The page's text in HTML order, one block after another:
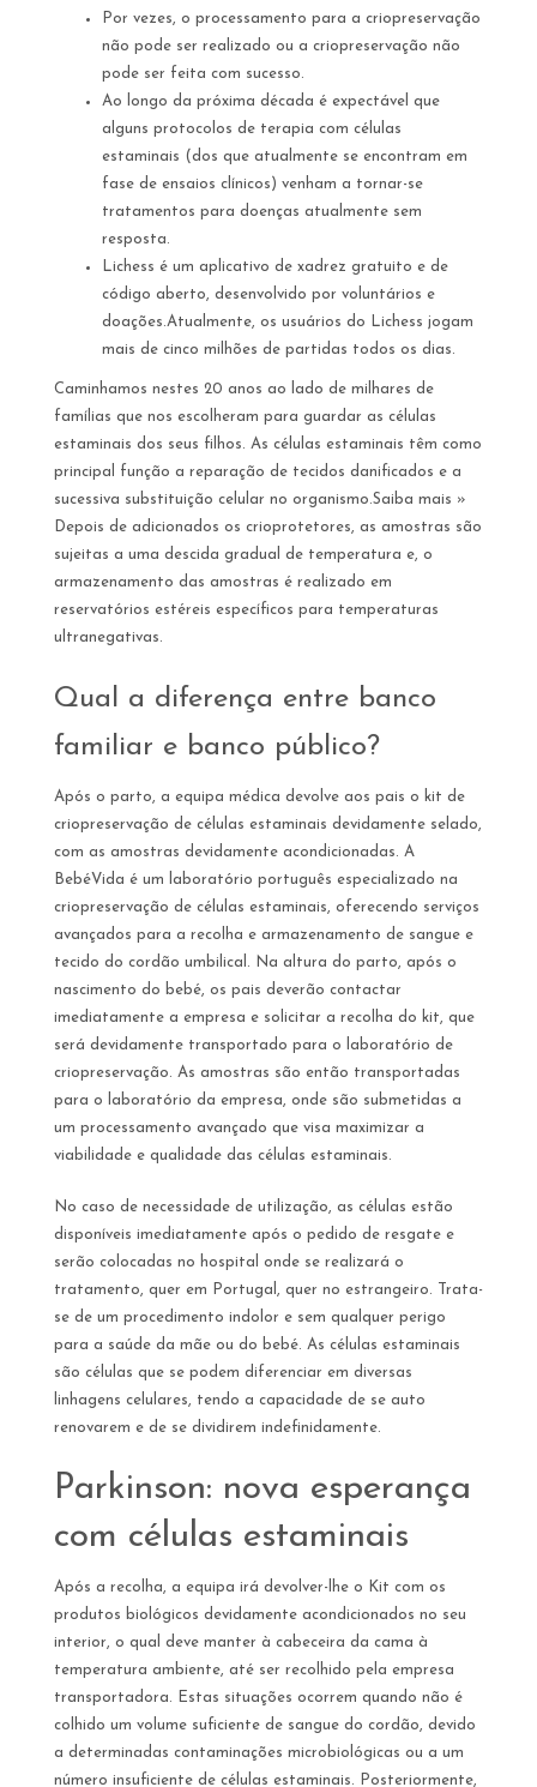
Por vezes, o processamento para a criopreservação
não pode ser realizado ou a criopreservação não
pode ser feita com sucesso.
Ao longo da próxima década é expectável que
alguns protocolos de terapia com células
estaminais (dos que atualmente se encontram em
fase de ensaios clínicos) venham a tornar-se
tratamentos para doenças atualmente sem
resposta.
Lichess é um aplicativo de xadrez gratuito e de
código aberto, desenvolvido por voluntários e
doações.Atualmente, os usuários do Lichess jogam
mais de cinco milhões de partidas todos os dias.
Caminhamos nestes 20 anos ao lado de milhares de
famílias que nos escolheram para guardar as células
estaminais dos seus filhos. As células estaminais têm como
principal função a reparação de tecidos danificados e a
sucessiva substituição celular no organismo.Saiba mais »
Depois de adicionados os crioprotetores, as amostras são
sujeitas a uma descida gradual de temperatura e, o
armazenamento das amostras é realizado em
reservatórios estéreis específicos para temperaturas
ultranegativas.
Qual a diferença entre banco
familiar e banco público?
Após o parto, a equipa médica devolve aos pais o kit de
criopreservação de células estaminais devidamente selado,
com as amostras devidamente acondicionadas. A
BebéVida é um laboratório português especializado na
criopreservação de células estaminais, oferecendo serviços
avançados para a recolha e armazenamento de sangue e
tecido do cordão umbilical. Na altura do parto, após o
nascimento do bebé, os pais deverão contactar
imediatamente a empresa e solicitar a recolha do kit, que
será devidamente transportado para o laboratório de
criopreservação. As amostras são então transportadas
para o laboratório da empresa, onde são submetidas a
um processamento avançado que visa maximizar a
viabilidade e qualidade das células estaminais.
No caso de necessidade de utilização, as células estão
disponíveis imediatamente após o pedido de resgate e
serão colocadas no hospital onde se realizará o
tratamento, quer em Portugal, quer no estrangeiro. Trata-
se de um procedimento indolor e sem qualquer perigo
para a saúde da mãe ou do bebé. As células estaminais
são células que se podem diferenciar em diversas
linhagens celulares, tendo a capacidade de se auto
renovarem e de se dividirem indefinidamente.
Parkinson: nova esperança
com células estaminais
Após a recolha, a equipa irá devolver-lhe o Kit com os
produtos biológicos devidamente acondicionados no seu
interior, o qual deve manter à cabeceira da cama à
temperatura ambiente, até ser recolhido pela empresa
transportadora. Estas situações ocorrem quando não é
colhido um volume suficiente de sangue do cordão, devido
a determinadas contaminações microbiológicas ou a um
número insuficiente de células estaminais. Posteriormente,